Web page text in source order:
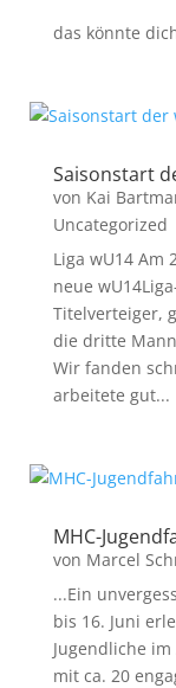
das könnte
Saisonstart
von Kai
Uncategorized
Liga wU14 Am
neue
Titelverteiger,
die dritte
Wir fanden
arbeitete gut...
MHC-
von Marcel
...Ein
bis 16. Juni
Jugendliche
mit ca. 20